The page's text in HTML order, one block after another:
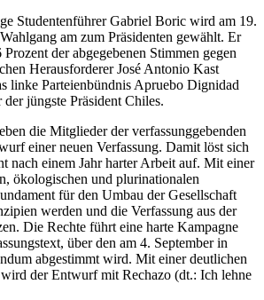
Studentenführer Gabriel Boric wird am 19.
am zum Präsidenten gewählt. Er
der abgegebenen Stimmen gegen
Herausforderer José Antonio Kast
linke Parteienbündnis Apruebo Dignidad
jüngste Präsident Chiles.
die Mitglieder der verfassunggebenden
einer neuen Verfassung. Damit löst sich
nach einem Jahr harter Arbeit auf. Mit einer
ökologischen und plurinationalen
für den Umbau der Gesellschaft
werden und die Verfassung aus der
Die Rechte führt eine harte Kampagne
über den am 4. September in
abgestimmt wird. Mit einer deutlichen
der Entwurf mit Rechazo (dt.: Ich lehne